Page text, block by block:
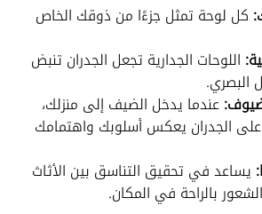
كل لوحة تمثل جزءًا من ذوقك الخاص
اللوحات الجدارية تجعل الجدران تنبض
البصري.
عندما يدخل الضيف إلى منزلك،
على الجدران يعكس أسلوبك واهتمامك
يساعد في تحقيق التناسق بين الأثاث
بالراحة في المكان.